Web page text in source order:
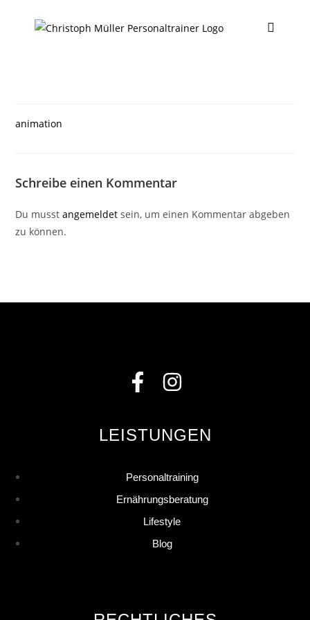
animation
Schreibe einen Kommentar
Du musstangemeldet sein, um einen Kommentar abgeben
zu können.
LEISTUNGEN
Personaltraining
Ernährungsberatung
Lifestyle
Blog